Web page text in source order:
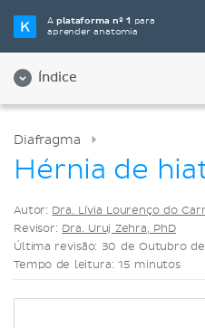
Aplataforma nº 1 para
aprender anatomia
Índice
Selecione a sua
Videoaulas
Diafragma
Hérnia de
Autor: Dra. Lívia Lourenço do
Revisor: Dra. Uruj Zehra, PhD
Última revisão: 30 de Outubro
Tempo de leitura: 15 minutos